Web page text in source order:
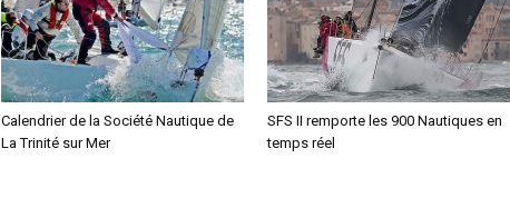
Calendrier de la Société Nautique de
La Trinité sur Mer
SFS II remporte les 900 Nautiques en
temps réel